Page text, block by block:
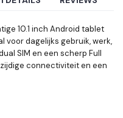
10.1 inch Android tablet
voor dagelijks gebruik, werk,
SIM en een scherp Full
connectiviteit en een